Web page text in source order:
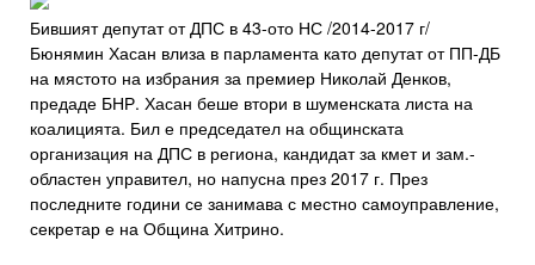
Бившият депутат от ДПС в 43-ото НС /2014-2017 г/
Бюнямин Хасан влиза в парламента като депутат от ПП-ДБ
на мястото на избрания за премиер Николай Денков,
предаде БНР. Хасан беше втори в шуменската листа на
коалицията. Бил е председател на общинската
организация на ДПС в региона, кандидат за кмет и зам.-
областен управител, но напусна през 2017 г. През
последните години се занимава с местно самоуправление,
секретар е на Община Хитрино.